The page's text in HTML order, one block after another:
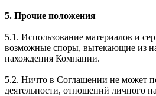
5. Прочие положения
5.1. Использование материалов и
возможные споры, вытекающие из
нахождения Компании.
5.2. Ничто в Соглашении не может
деятельности, отношений личного